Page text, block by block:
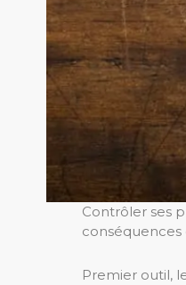
Contrôler ses
conséquences
Premier outil,